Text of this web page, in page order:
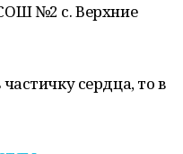
№2 с. Верхние
сердца, то в